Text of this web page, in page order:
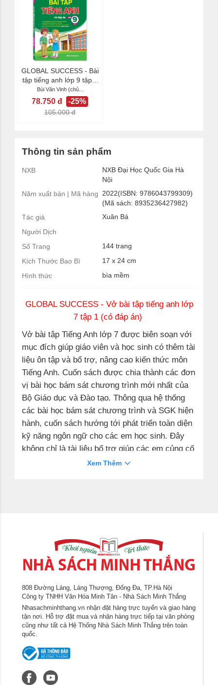
GLOBAL SUCCESS - Bài
tập tiếng anh lớp 9 tập 2
(có đáp án)
Bùi Văn Vinh (chủ...
78.750 đ -25%
105.000 đ
Thông tin sản phẩm
NXB
NXB Đại Học Quốc Gia Hà
Nội
Năm xuất bản | Mã hàng 2022(ISBN: 9786043799309)
(Mã sách: 8935236427982)
Tác giả
Xuân Bá
Người Dịch
Số Trang
144 trang
Kích Thước Bao Bì
17 x 24 cm
Hình thức
bìa mềm
GLOBAL SUCCESS - Vở bài tập tiếng anh lớp
7 tập 1 (có đáp án)
Vở bài tập Tiếng Anh lớp 7 được biên soạn với
mục đích giúp giáo viên và học sinh có thêm tài
liệu ôn tập và bổ trợ, nâng cao kiến thức môn
Tiếng Anh. Cuốn sách được chia thành các đơn
vị bài học bám sát chương trình mới nhất của
Bộ Giáo dục và Đào tạo. Thông qua hệ thống
các bài học bám sát chương trình và SGK hiện
hành, cuốn sách hướng tới phát triển toàn diện
kỹ năng ngôn ngữ cho các em học sinh. Đây
không chỉ là tài liệu bổ trợ giúp các em củng cố
kiến thức cơ bản sau các bài học trên lớp, mà
A. PHONETICS:
B. VOCABULARY & GRAMMAR:
C. READING:
Xem Thêm
808 Đường Láng, Láng Thượng, Đống Đa, TP.Hà Nội
Công ty TNHH Văn Hóa Minh Tân - Nhà Sách Minh Thắng
Nhasachminhthang.vn nhận đặt hàng trực tuyến và giao hàng
tận nơi. Hỗ trợ đặt mua và nhận hàng trực tiếp tại văn phòng
cũng như tất cả Hệ Thống Nhà Sách Minh Thắng trên toàn
quốc.